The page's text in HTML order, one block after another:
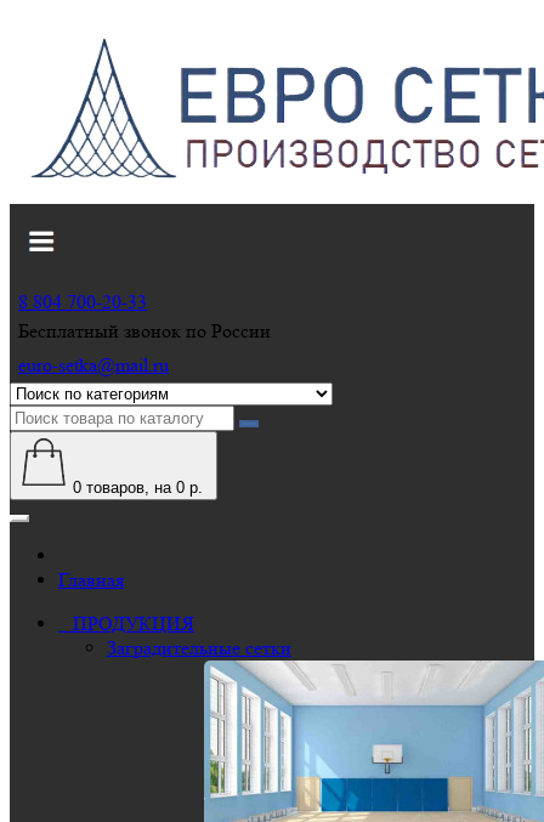
8 804 700-20-33
Бесплатный звонок по России
euro-setka@mail.ru
0 товаров, на 0 р.
Главная
ПРОДУКЦИЯ
Заградительные сетки